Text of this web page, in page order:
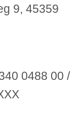
9, 45359
0488 00 /